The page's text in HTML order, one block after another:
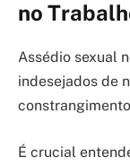
no
Assédio sexual
indesejados de
É crucial